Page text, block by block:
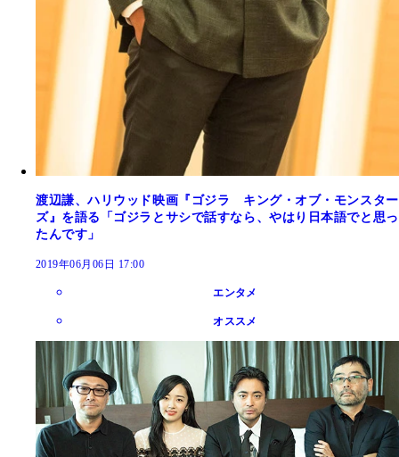
渡辺謙、ハリウッド映画『ゴジラ キング・オブ・モンスター
ズ』を語る「ゴジラとサシで話すなら、やはり日本語でと思っ
たんです」
2019年06月06日 17:00
エンタメ
オススメ